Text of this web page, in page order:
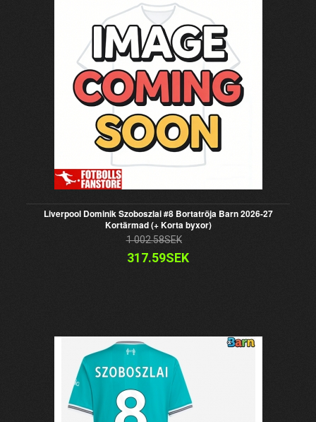
Liverpool Dominik Szoboszlai #8 Bortatröja Barn 2026-27
Kortärmad (+ Korta byxor)
1 002.58SEK
317.59SEK